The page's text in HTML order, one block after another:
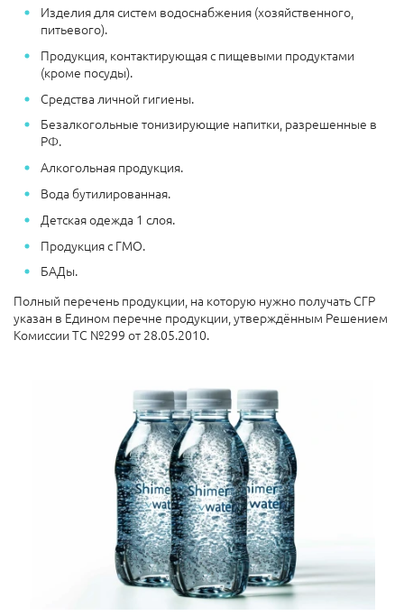
Изделия для систем водоснабжения (хозяйственного,
питьевого).
Продукция, контактирующая с пищевыми продуктами
(кроме посуды).
Средства личной гигиены.
Безалкогольные тонизирующие напитки, разрешенные в
РФ.
Алкогольная продукция.
Вода бутилированная.
Детская одежда 1 слоя.
Продукция с ГМО.
БАДы.
Полный перечень продукции, на которую нужно получать СГР
указан в Едином перечне продукции, утверждённым Решением
Комиссии ТС №299 от 28.05.2010.